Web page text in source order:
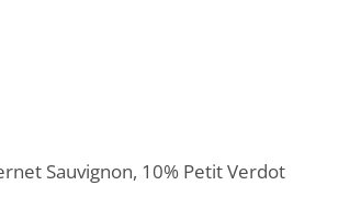
Sauvignon, 10% Petit Verdot